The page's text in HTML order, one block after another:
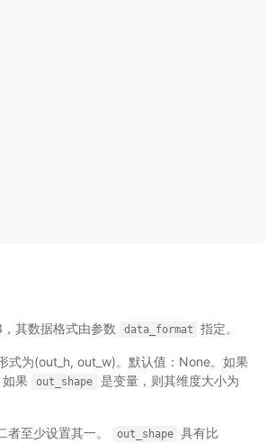
其数据格式由参数 data_format 指定。
为(out_h, out_w)。默认值：None。如果
果 out_shape
是变量，则其维度大小为
者至少设置其一。 out_shape 具有比